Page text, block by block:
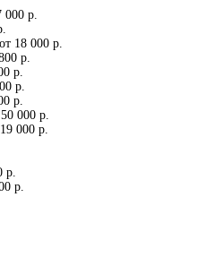
000 р.
от 18 000 р.
р.
р.
р.
р.
000 р.
000 р.
р.
р.